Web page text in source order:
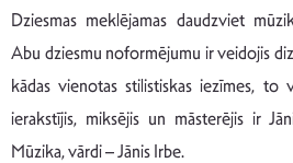
Dziesmas meklējamas daudzviet
Abu dziesmu noformējumu ir veidojis
kādas vienotas stilistiskas iezīmes, to
ierakstījis, miksējis un māsterējis ir
Mūzika, vārdi – Jānis Irbe.